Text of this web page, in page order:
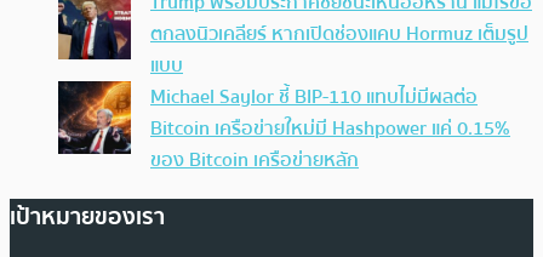
ตกลงนิวเคลียร์ หากเปิดช่องแคบ Hormuz เต็มรูป
แบบ
Michael Saylor ชี้ BIP-110 แทบไม่มีผลต่อ
Bitcoin เครือข่ายใหม่มี Hashpower แค่ 0.15%
ของ Bitcoin เครือข่ายหลัก
เป้าหมายของเรา